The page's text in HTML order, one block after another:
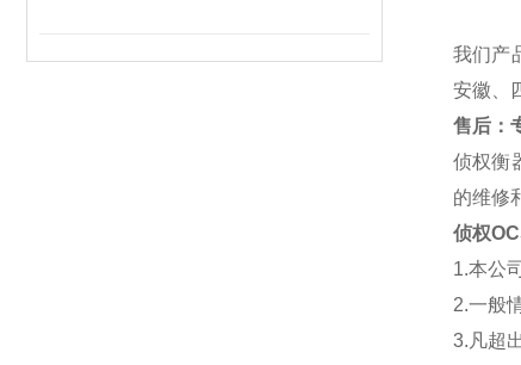
我们产
安徽、
售后：
侦权衡
的维修
侦权
1.本公
2.一般
3.凡超